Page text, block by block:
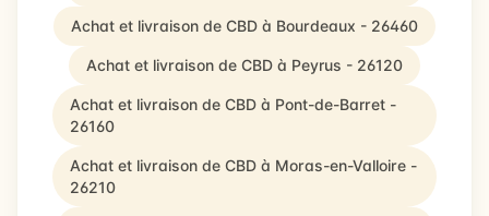
Achat et livraison de CBD à Bourdeaux - 26460
Achat et livraison de CBD à Peyrus - 26120
Achat et livraison de CBD à Pont-de-Barret -
26160
Achat et livraison de CBD à Moras-en-Valloire -
26210